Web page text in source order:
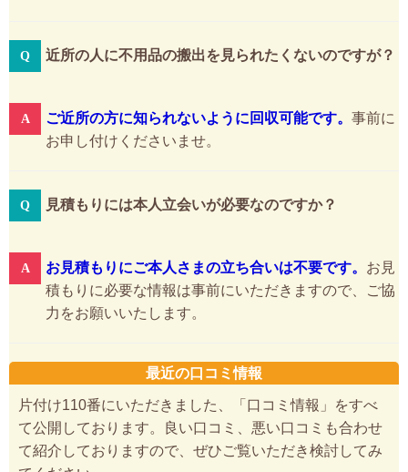
近所の人に不用品の搬出を見られたくないのですが？
ご近所の方に知られないように回収可能です。 事前に
お申し付けくださいませ。
見積もりには本人立会いが必要なのですか？
お見積もりにご本人さまの立ち合いは不要です。 お見
積もりに必要な情報は事前にいただきますので、ご協
力をお願いいたします。
最近の口コミ情報
片付け110番にいただきました、「口コミ情報」をすべ
て公開しております。良い口コミ、悪い口コミも合わせ
て紹介しておりますので、ぜひご覧いただき検討してみ